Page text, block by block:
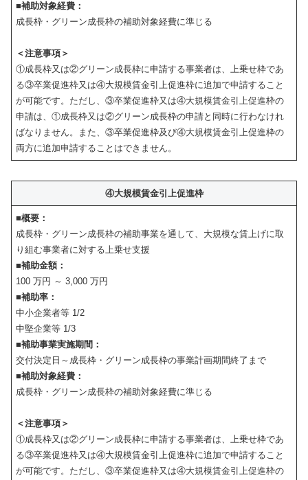
■補助対象経費：
成長枠・グリーン成長枠の補助対象経費に準じる
＜注意事項＞
①成長枠又は②グリーン成長枠に申請する事業者は、上乗せ枠であ
る③卒業促進枠又は④大規模賃金引上促進枠に追加で申請すること
が可能です。ただし、③卒業促進枠又は④大規模賃金引上促進枠の
申請は、①成長枠又は②グリーン成長枠の申請と同時に行わなけれ
ばなりません。また、③卒業促進枠及び④大規模賃金引上促進枠の
両方に追加申請することはできません。
④大規模賃金引上促進枠
■概要：
成長枠・グリーン成長枠の補助事業を通して、大規模な賃上げに取
り組む事業者に対する上乗せ支援
■補助金額：
100 万円 ～ 3,000 万円
■補助率：
中小企業者等 1/2
中堅企業等 1/3
■補助事業実施期間：
交付決定日～成長枠・グリーン成長枠の事業計画期間終了まで
■補助対象経費：
成長枠・グリーン成長枠の補助対象経費に準じる
＜注意事項＞
①成長枠又は②グリーン成長枠に申請する事業者は、上乗せ枠であ
る③卒業促進枠又は④大規模賃金引上促進枠に追加で申請すること
が可能です。ただし、③卒業促進枠又は④大規模賃金引上促進枠の